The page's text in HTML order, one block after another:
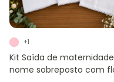
Kit Saída de maternidade
nome sobreposto com
+1